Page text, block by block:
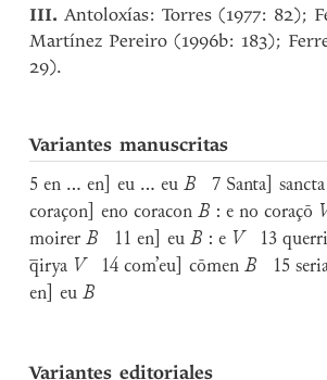
III.Antoloxías: Torres (1977: 82);
Martínez Pereiro (1996b: 183);
29).
Variantes manuscritas
5 en ... en] eu ... euB 7 Santa] sancta
coraçon] eno coraconB : e no coraçō
moirerB 11 en] euB : e V 13
q̅irya V 14 com’eu] cōmenB 15
en] euB
Variantes editoriales